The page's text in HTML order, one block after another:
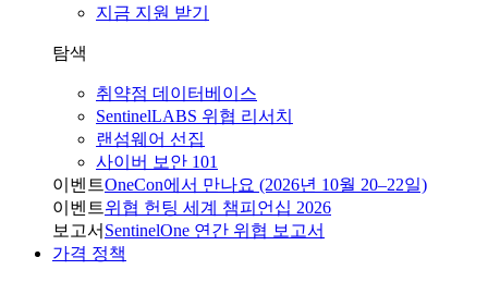
지금 지원 받기
탐색
취약점 데이터베이스
SentinelLABS 위협 리서치
랜섬웨어 선집
사이버 보안 101
이벤트OneCon에서 만나요 (2026년 10월 20–22일)
이벤트위협 헌팅 세계 챔피언십 2026
보고서 SentinelOne 연간 위협 보고서
가격 정책